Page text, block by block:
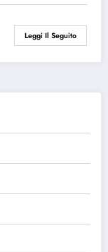
Leggi Il Seguito